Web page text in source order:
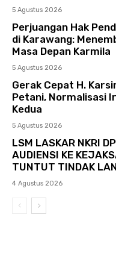
5 Agustus 2026
Perjuangan Hak
di Karawang:
Masa Depan Karmila
5 Agustus 2026
Gerak Cepat H.
Petani, Normalisasi
Kedua
5 Agustus 2026
LSM LASKAR NKRI
AUDIENSI KE
TUNTUT TINDAK
4 Agustus 2026